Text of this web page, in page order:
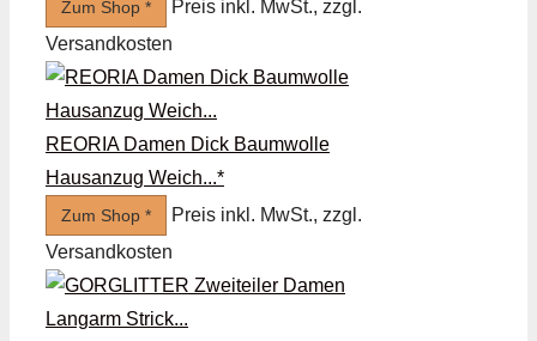
Zum Shop *
Preis inkl. MwSt., zzgl.
Versandkosten
REORIA Damen Dick Baumwolle
Hausanzug Weich...*
Zum Shop *
Preis inkl. MwSt., zzgl.
Versandkosten